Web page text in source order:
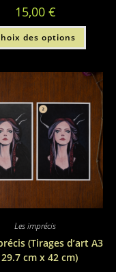
15,00 €
des options
Ce
a
Les
être
page
du
Les imprécis
(Tirages d’art A3
cm x 42 cm)